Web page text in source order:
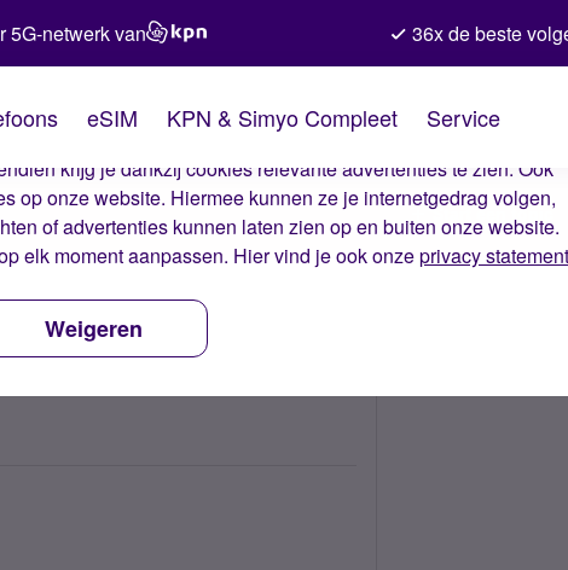
Simyo
website. Met deze cookies zorgen wij ervoor dat je ervaring op de
krijg je dankzij cookies relevante advertenties te zien. Ook
op onze website. Hiermee kunnen ze je internetgedrag volgen,
of advertenties kunnen laten zien op en buiten onze website.
elk moment aanpassen. Hier vind je ook onzeprivacy
Weigeren
5G-netwerk van 36x de beste
eSIM KPN & Simyo Compleet Service
Start een topic